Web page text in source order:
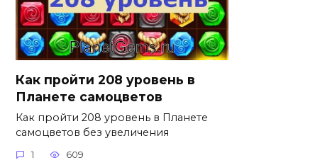
Как пройти 208 уровень в
Планете самоцветов
Как пройти 208 уровень в Планете
самоцветов без увеличения
1 609